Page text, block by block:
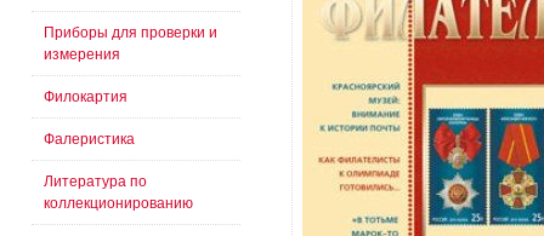
Приборы для проверки и
измерения
Филокартия
Фалеристика
Литература по
коллекционированию